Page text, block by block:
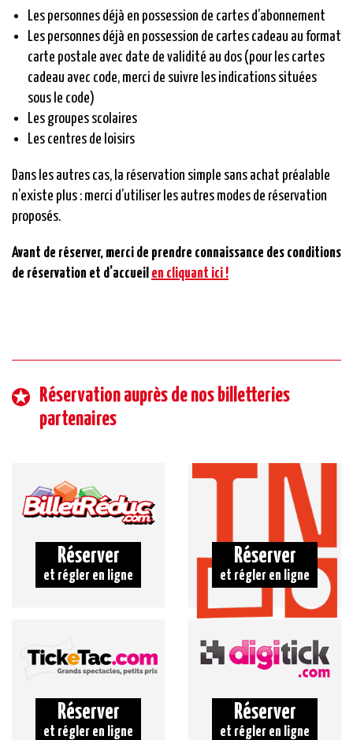
Les personnes déjà en possession de cartes d’abonnement
Les personnes déjà en possession de cartes cadeau au format
carte postale avec date de validité au dos (pour les cartes
cadeau avec code, merci de suivre les indications situées
sous le code)
Les groupes scolaires
Les centres de loisirs
Dans les autres cas, la réservation simple sans achat préalable
n’existe plus : merci d’utiliser les autres modes de réservation
proposés.
Avant de réserver, merci de prendre connaissance des conditions
de réservation et d’accueil en cliquant ici !
Réservation auprès de nos billetteries
partenaires
Réserver
et régler en ligne
Réserver
et régler en ligne
Réserver
et régler en ligne
Réserver
et régler en ligne